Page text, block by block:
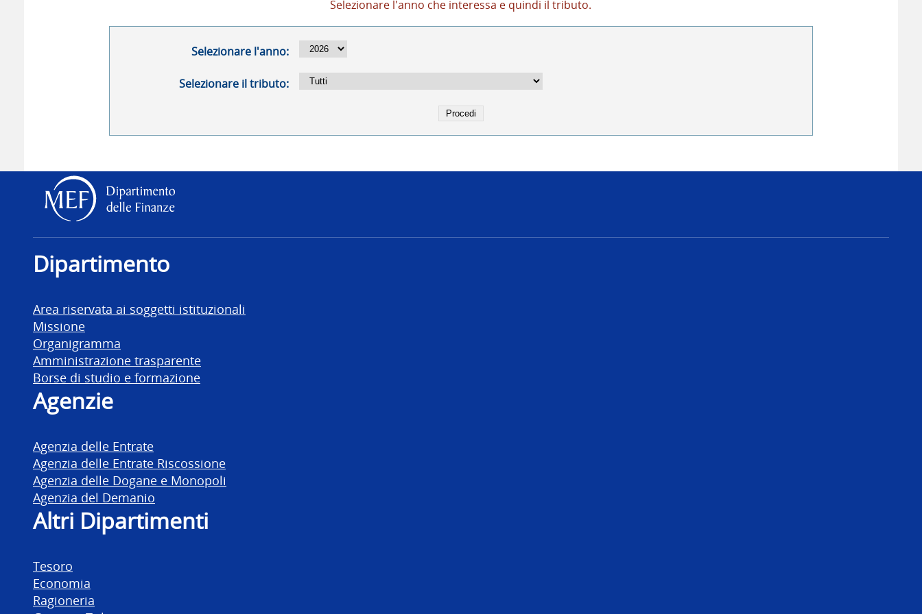
Selezionare l'anno che interessa e quindi il tributo.
Selezionare l'anno:
Selezionare il tributo:
Dipartimento delle Finanze
Dipartimento
Area riservata ai soggetti istituzionali
Missione
Organigramma
Amministrazione trasparente
Borse di studio e formazione
Agenzie
Agenzia delle Entrate
Agenzia delle Entrate Riscossione
Agenzia delle Dogane e Monopoli
Agenzia del Demanio
Altri Dipartimenti
Tesoro
Economia
Ragioneria